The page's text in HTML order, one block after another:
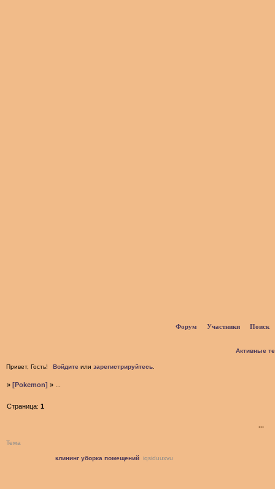
Форум Участники Поиск
Активные
Привет, Гость! Войдитеили зарегистрируйтесь.
» [Pokemon] »
...
Страница: 1
Тема
клининг уборка помещений iqsiduuxvu